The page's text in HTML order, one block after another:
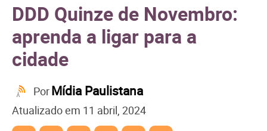
DDD Quinze de Novembro:
aprenda a ligar para a
cidade
PorMídia Paulistana
Atualizado em 11 abril, 2024